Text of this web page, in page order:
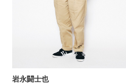
岩永闘士也